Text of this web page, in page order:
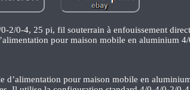
2/0-4, 25 pi, fil souterrain à enfouissement
pour maison mobile en aluminium
d’alimentation pour maison mobile en